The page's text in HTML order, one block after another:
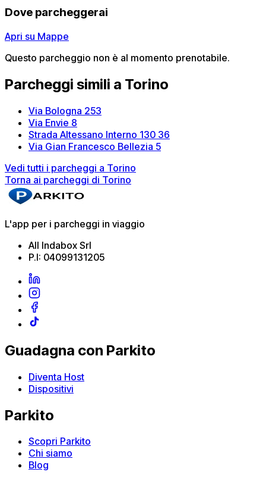
Dove parcheggerai
Apri su Mappe
Questo parcheggio non è al momento prenotabile.
Parcheggi simili a Torino
Via Bologna 253
Via Envie 8
Strada Altessano Interno 130 36
Via Gian Francesco Bellezia 5
Vedi tutti i parcheggi a Torino
Torna ai parcheggi di Torino
L'app per i parcheggi in viaggio
All Indabox Srl
P.I: 04099131205
Guadagna con Parkito
Diventa Host
Dispositivi
Parkito
Scopri Parkito
Chi siamo
Blog